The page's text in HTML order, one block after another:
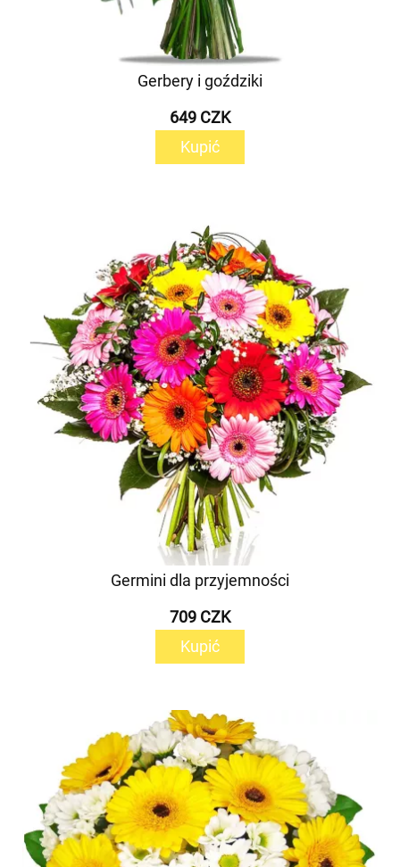
Gerbery i goździki
649 CZK
Kupić
Germini dla przyjemności
709 CZK
Kupić